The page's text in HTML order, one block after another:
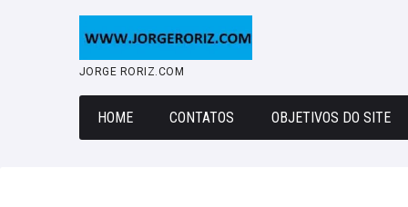
JORGE RORIZ.COM
HOME CONTATOS OBJETIVOS DO SITE